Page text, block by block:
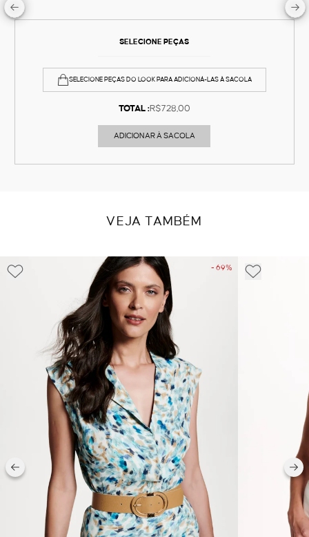
SELECIONE PEÇAS
SELECIONE PEÇAS DO LOOK PARA ADICIONÁ-LAS À SACOLA
TOTAL :R$728,00
ADICIONAR À SACOLA
VEJA TAMBÉM
- 69%